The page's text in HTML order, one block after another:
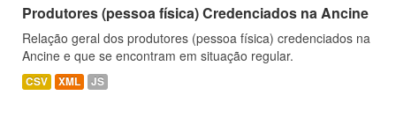
Produtores (pessoa física) Credenciados na Ancine
Relação geral dos produtores (pessoa física) credenciados na
Ancine e que se encontram em situação regular.
CSV XML JS